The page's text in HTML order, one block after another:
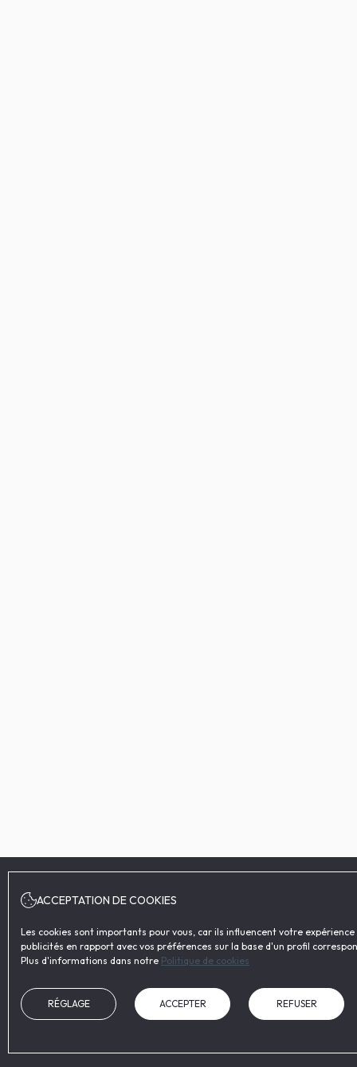
ACCEPTATION DE COOKIES
Les cookies sont importants pour vous, car ils influencent votre
publicités en rapport avec vos préférences sur la base d'un profil
Plus d'informations dans notre Politique de cookies
RÉGLAGE ACCEPTER REFUSER